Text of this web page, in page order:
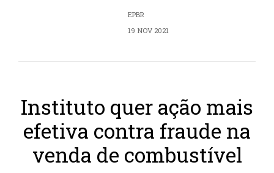
EPBR
19 NOV 2021
Instituto quer ação mais
efetiva contra fraude na
venda de combustível